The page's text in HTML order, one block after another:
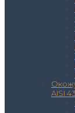
AISI